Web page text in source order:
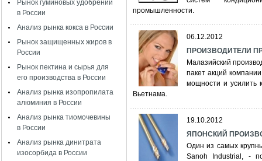
Рынок гуминовых удобрений
в России
Анализ рынка кокса в России
Рынок защищенных жиров в
России
Рынок пектина и сырья для
его производства в России
Анализ рынка изопропилата
алюминия в России
Анализ рынка тиомочевины
в России
Анализ рынка динитрата
изосорбида в России
промышленности.
06.12.2012
ПРОИЗВОДИТЕЛИ
Малазийский
пакет акций
мощности и усилить
Вьетнама.
19.10.2012
ЯПОНСКИЙ
Один из самых
Sanoh Industrial, -